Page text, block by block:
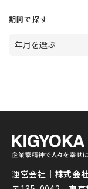
期間で探す
年月を選ぶ
運営会社｜ 株式会